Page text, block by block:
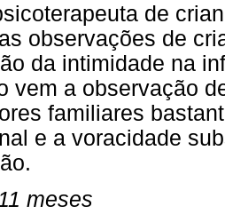
de
observações de
da intimidade na
vem a observação
familiares
e a voracidade
meses